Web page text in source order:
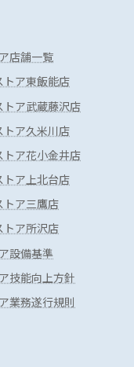
店舗一覧
トア東飯能店
トア武蔵藤沢店
トア久米川店
トア花小金井店
トア上北台店
トア三鷹店
トア所沢店
設備基準
技能向上方針
業務遂行規則